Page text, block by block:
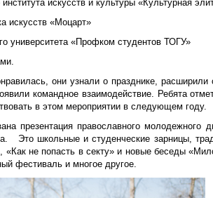
искусств и культуры «Культурная
искусств «Моцарт»
университета «Профком студентов ТОГУ»
они узнали о празднике, расширили
командное взаимодействие. Ребята
в этом мероприятии в следующем году.
презентация православного молодежного
Это школьные и студенческие зарницы,
не попасть в секту» и новые беседы
фестиваль и многое другое.